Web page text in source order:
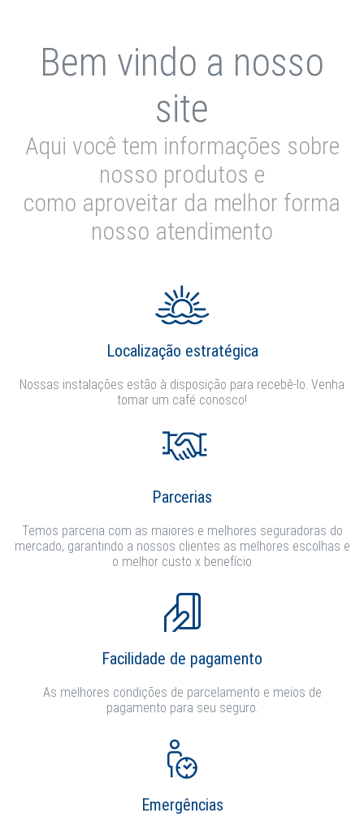
Bem vindo a nosso
site
Aqui você tem informações sobre
nosso produtos e
como aproveitar da melhor forma
nosso atendimento
Localização estratégica
Nossas instalações estão à disposição para recebê-lo. Venha
tomar um café conosco!
Parcerias
Temos parceria com as maiores e melhores seguradoras do
mercado, garantindo a nossos clientes as melhores escolhas e
o melhor custo x benefício
Facilidade de pagamento
As melhores condições de parcelamento e meios de
pagamento para seu seguro.
Emergências